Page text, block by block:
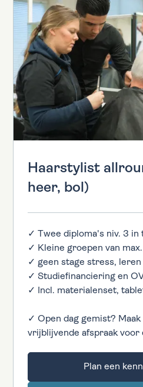
Haarstylist
heer, bol)
✓ Twee diploma's niv. 3 in
✓ Kleine groepen van
✓ geen stage stress, leren
✓ Studiefinanciering en
✓ Incl. materialenset,
✓ Open dag gemist? Maak
vrijblijvende afspraak voor
Plan een